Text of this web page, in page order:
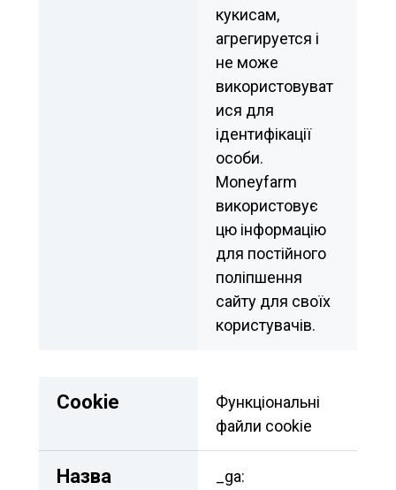
кукисам,
агрегируется і
не може
використовуват
ися для
ідентифікації
особи.
Moneyfarm
використовує
цю інформацію
для постійного
поліпшення
сайту для своїх
користувачів.
Сookie
Функціональні
файли cookie
Назва _ga: